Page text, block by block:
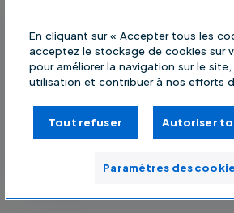
En cliquant sur « Accepter tous les
acceptez le stockage de cookies sur
pour améliorer la navigation sur le
utilisation et contribuer à nos efforts
Tout refuser Autoriser
Paramètres des